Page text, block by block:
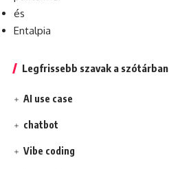
és
Entalpia
Legfrissebb szavak a szótárban
AI use case
chatbot
Vibe coding